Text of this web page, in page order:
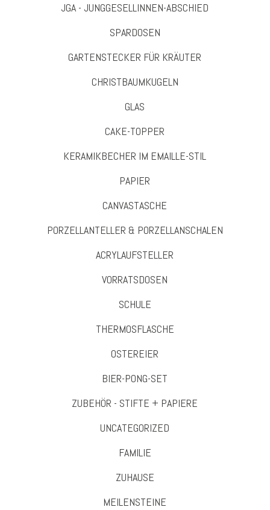
JGA - JUNGGESELLINNEN-ABSCHIED
SPARDOSEN
GARTENSTECKER FÜR KRÄUTER
CHRISTBAUMKUGELN
GLAS
CAKE-TOPPER
KERAMIKBECHER IM EMAILLE-STIL
PAPIER
CANVASTASCHE
PORZELLANTELLER & PORZELLANSCHALEN
ACRYLAUFSTELLER
VORRATSDOSEN
SCHULE
THERMOSFLASCHE
OSTEREIER
BIER-PONG-SET
ZUBEHÖR - STIFTE + PAPIERE
UNCATEGORIZED
FAMILIE
ZUHAUSE
MEILENSTEINE